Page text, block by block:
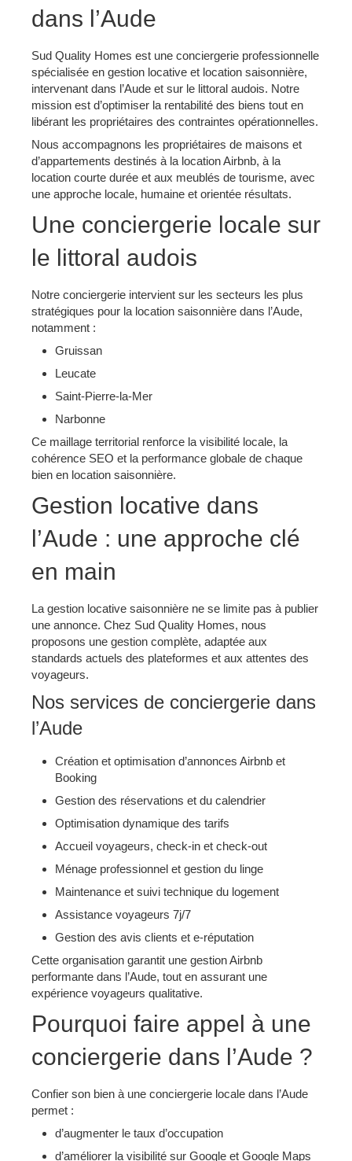
dans l’Aude
Sud Quality Homes est une conciergerie professionnelle
spécialisée en gestion locative et location saisonnière,
intervenant dans l’Aude et sur le littoral audois. Notre
mission est d’optimiser la rentabilité des biens tout en
libérant les propriétaires des contraintes opérationnelles.
Nous accompagnons les propriétaires de maisons et
d’appartements destinés à la location Airbnb, à la
location courte durée et aux meublés de tourisme, avec
une approche locale, humaine et orientée résultats.
Une conciergerie locale sur
le littoral audois
Notre conciergerie intervient sur les secteurs les plus
stratégiques pour la location saisonnière dans l’Aude,
notamment :
Gruissan
Leucate
Saint-Pierre-la-Mer
Narbonne
Ce maillage territorial renforce la visibilité locale, la
cohérence SEO et la performance globale de chaque
bien en location saisonnière.
Gestion locative dans
l’Aude : une approche clé
en main
La gestion locative saisonnière ne se limite pas à publier
une annonce. Chez Sud Quality Homes, nous
proposons une gestion complète, adaptée aux
standards actuels des plateformes et aux attentes des
voyageurs.
Nos services de conciergerie dans
l’Aude
Création et optimisation d’annonces Airbnb et
Booking
Gestion des réservations et du calendrier
Optimisation dynamique des tarifs
Accueil voyageurs, check-in et check-out
Ménage professionnel et gestion du linge
Maintenance et suivi technique du logement
Assistance voyageurs 7j/7
Gestion des avis clients et e-réputation
Cette organisation garantit une gestion Airbnb
performante dans l’Aude, tout en assurant une
expérience voyageurs qualitative.
Pourquoi faire appel à une
conciergerie dans l’Aude ?
Confier son bien à une conciergerie locale dans l’Aude
permet :
d’augmenter le taux d’occupation
d’améliorer la visibilité sur Google et Google Maps